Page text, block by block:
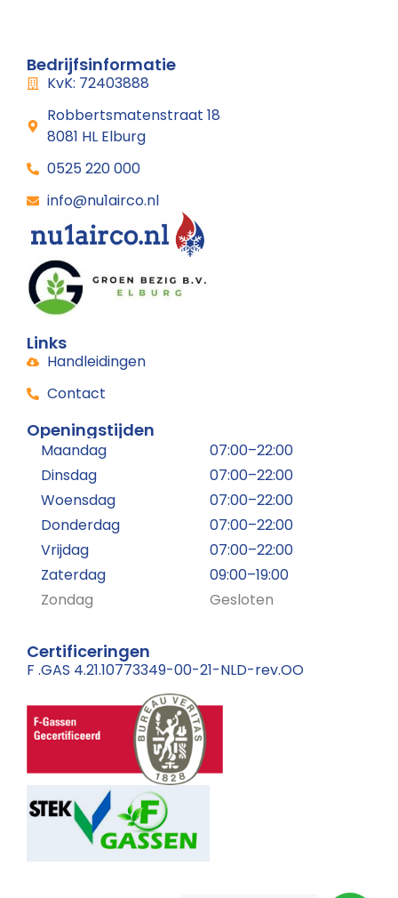
Bedrijfsinformatie
KvK: 72403888
Robbertsmatenstraat 18
8081 HL Elburg
0525 220 000
info@nu1airco.nl
Links
Handleidingen
Contact
Openingstijden
Maandag
07:00–22:00
Dinsdag
07:00–22:00
Woensdag
07:00–22:00
Donderdag
07:00–22:00
Vrijdag
07:00–22:00
Zaterdag
09:00–19:00
Zondag
Gesloten
Certificeringen
F .GAS 4.21.10773349-00-21-NLD-rev.OO